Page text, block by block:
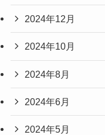
2024年12月
2024年10月
2024年8月
2024年6月
2024年5月